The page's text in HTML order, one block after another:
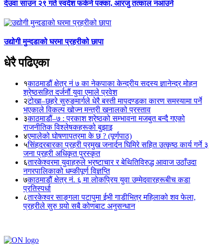
देउवा साउन २९ गते स्वदेश फर्कने पक्का, आरजु तत्काल नआउने
उद्योगी मुन्दडाको घरमा प्रहरीको छापा
धेरै पढिएका
१काठमाडौं क्षेत्र नं ७ का नेकपाका केन्द्रीय सदस्य ज्ञानेन्द्र मोहन
श्रेष्ठसहित दर्जनौं युवा एमाले प्रवेश
२टोखा–छहरे सुरुङमार्गले धेरै बस्ती मापदण्डका कारण समस्यामा पर्ने
भएकाले विकल्प खोज्न मन्त्री खनालको प्रस्ताव
३काठमाडौं–७ : प्रकाश श्रेष्ठको सम्भावना मजबुत बन्दै गएको
राजनीतिक विश्लेषकहरूको बुझाइ
४एमालेको घोषणापत्रमा के छ ? (पूर्णपाठ)
५सिंहदरबारका प्रहरी प्रमुख जनार्दन घिमिरे सहित उत्कृष्ठ कार्य गर्ने ३
जना प्रहरी अधिकृत पुरस्कृत
६तारकेश्वरमा युवाहरुले भ्रष्टाचार र बेथितिविरुद्ध आवाज उठाँउदा
नगरपालिकाको धम्कीपूर्ण विज्ञप्ति
७काठमाडौं क्षेत्र नं. ६ मा लोकप्रिय युवा उम्मेदवारहरूबीच कडा
प्रतिस्पर्धा
८तारकेश्वर साङ्गला पटापुमा ईभी गाडीभित्र महिलाको शव फेला,
प्रहरीले सुरु गर्‍यो सबै कोणबाट अनुसन्धान